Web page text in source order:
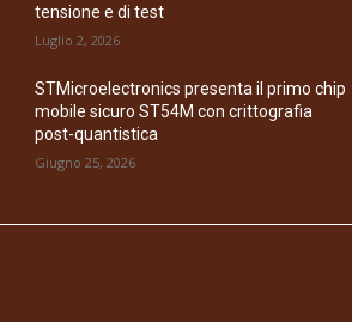
tensione e di test
Luglio 2, 2026
STMicroelectronics presenta il primo chip
mobile sicuro ST54M con crittografia
post-quantistica
Giugno 25, 2026